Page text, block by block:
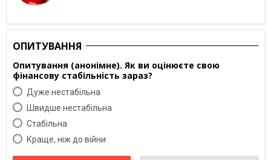
ОПИТУВАННЯ
Опитування (анонімне). Як ви оцінюєте свою
фінансову стабільність зараз?
Дуже нестабільна
Швидше нестабільна
Cтабільна
Краще, ніж до війни